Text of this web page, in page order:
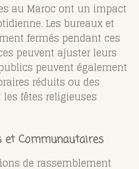
au Maroc ont un impact
Les bureaux et
fermés pendant ces
peuvent ajuster leurs
peuvent également
réduits ou des
fêtes religieuses
et Communautaires
de rassemblement